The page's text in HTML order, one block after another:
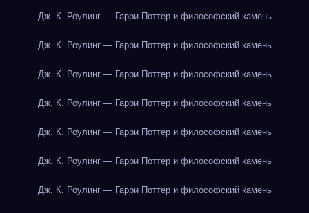
Дж. К. Роулинг — Гарри Поттер и философский камень
Дж. К. Роулинг — Гарри Поттер и философский камень
Дж. К. Роулинг — Гарри Поттер и философский камень
Дж. К. Роулинг — Гарри Поттер и философский камень
Дж. К. Роулинг — Гарри Поттер и философский камень
Дж. К. Роулинг — Гарри Поттер и философский камень
Дж. К. Роулинг — Гарри Поттер и философский камень